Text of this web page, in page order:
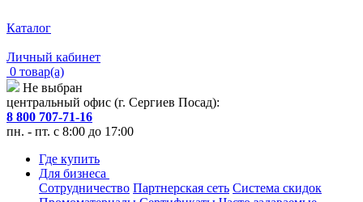
Каталог
Личный кабинет
0 товар(а)
Не выбран
центральный офис (г. Сергиев Посад):
8 800 707-71-16
пн. - пт. с 8:00 до 17:00
Где купить
Для бизнеса
Сотрудничество Партнерская сеть Система скидок